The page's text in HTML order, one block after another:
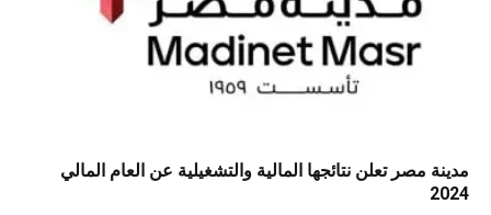
مدينة مصر تعلن نتائجها المالية والتشغيلية عن العام المالي
2024